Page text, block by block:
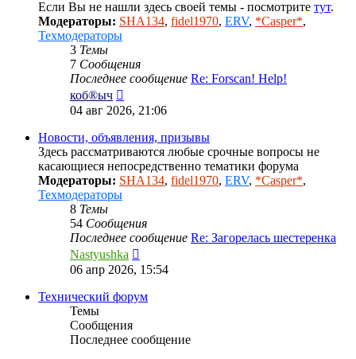
Если Вы не нашли здесь своей темы - посмотрите тут.
Модераторы: SHA134, fidel1970, ERV, *Casper*,
Техмодераторы
3 Темы
7 Сообщения
Последнее сообщение Re: Forscan! Help!
коб®ыч
к
сообщению
04 авг 2026, 21:06
Новости, объявления, призывы
Здесь рассматриваются любые срочные вопросы не
касающиеся непосредственно тематики форума
Модераторы: SHA134, fidel1970, ERV, *Casper*,
Техмодераторы
8 Темы
54 Сообщения
Последнее сообщение Re: Загорелась шестеренка
Nastyushka
к
сообщению
06 апр 2026, 15:54
Технический форум
Темы
Сообщения
Последнее сообщение